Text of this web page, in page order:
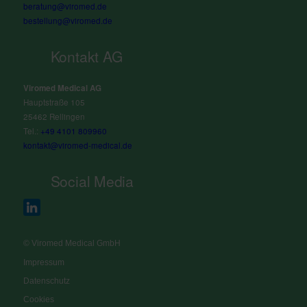
beratung@viromed.de
bestellung@viromed.de
Kontakt AG
Viromed Medical AG
Hauptstraße 105
25462 Rellingen
Tel.: +49 4101 809960
kontakt@viromed-medical.de
Social Media
© Viromed Medical GmbH
Impressum
Datenschutz
Cookies